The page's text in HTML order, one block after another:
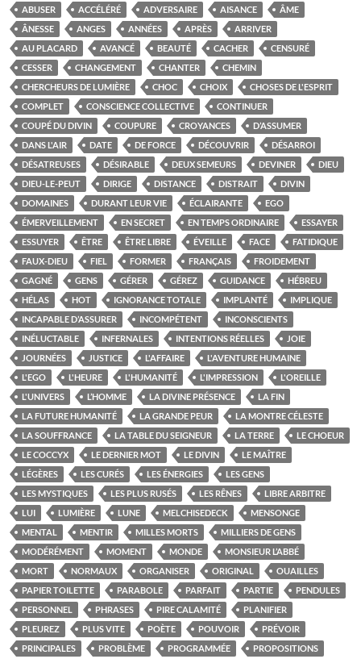
ABUSER ACCÉLÉRÉ ADVERSAIRE AISANCE
ÂME
ÂNESSE
ANGES ANNÉES APRÈS
ARRIVER
AU PLACARD
AVANCÉ BEAUTÉ CACHER
CENSURÉ
CESSER
CHANGEMENT CHANTER
CHEMIN
CHERCHEURS DE LUMIÈRE
CHOC CHOIX
CHOSES DE L'ESPRIT
COMPLET
CONSCIENCE COLLECTIVE
CONTINUER
COUPÉ DU DIVIN
COUPURE CROYANCES
D’ASSUMER
DANS L'AIR
DATE DE FORCE DÉCOUVRIR
DÉSARROI
DÉSATREUSES
DÉSIRABLE DEUX SEMEURS DEVINER
DIEU
DIEU-LE-PEUT
DIRIGE DISTANCE DISTRAIT
DIVIN
DOMAINES
DURANT LEUR VIE ÉCLAIRANTE
EGO
ÉMERVEILLEMENT
EN SECRET EN TEMPS ORDINAIRE
ESSAYER
ESSUYER
ÊTRE ÊTRE LIBRE ÉVEILLE FACE
FATIDIQUE
FAUX-DIEU
FIEL FORMER FRANÇAIS
FROIDEMENT
GAGNÉ
GENS GÉRER GÉREZ GUIDANCE
HÉBREU
HÉLAS
HOT IGNORANCE TOTALE IMPLANTÉ
IMPLIQUE
INCAPABLE D’ASSURER
INCOMPÉTENT
INCONSCIENTS
INÉLUCTABLE
INFERNALES INTENTIONS RÉELLES
JOIE
JOURNÉES
JUSTICE L'AFFAIRE
L'AVENTURE HUMAINE
L'EGO
L'HEURE L'HUMANITÉ L'IMPRESSION
L'OREILLE
L'UNIVERS
L’HOMME LA DIVINE PRÉSENCE
LA FIN
LA FUTURE HUMANITÉ
LA GRANDE PEUR
LA MONTRE CÉLESTE
LA SOUFFRANCE
LA TABLE DU SEIGNEUR LA TERRE
LE CHOEUR
LE COCCYX
LE DERNIER MOT LE DIVIN
LE MAÎTRE
LÉGÈRES
LES CURÉS LES ÉNERGIES
LES GENS
LES MYSTIQUES
LES PLUS RUSÉS LES RÊNES
LIBRE ARBITRE
LUI
LUMIÈRE LUNE MELCHISEDECK
MENSONGE
MENTAL
MENTIR MILLES MORTS
MILLIERS DE GENS
MODÉRÉMENT
MOMENT MONDE
MONSIEUR L’ABBÉ
MORT
NORMAUX ORGANISER ORIGINAL
OUAILLES
PAPIER TOILETTE
PARABOLE PARFAIT PARTIE
PENDULES
PERSONNEL
PHRASES PIRE CALAMITÉ
PLANIFIER
PLEUREZ
PLUS VITE POÈTE POUVOIR
PRÉVOIR
PRINCIPALES
PROBLÈME PROGRAMMÉE
PROPOSITIONS